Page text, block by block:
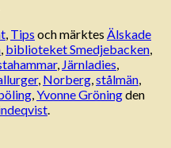
, Tips och märktes Älskade
, biblioteket Smedjebacken,
, Järnladies,
, Norberg,stålmän,
,Yvonne Gröningden
.